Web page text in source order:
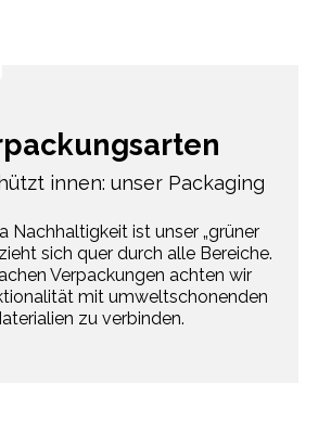
innen: unser Packaging
Nachhaltigkeit ist unser „grüner
sich quer durch alle Bereiche.
Verpackungen achten wir
mit umweltschonenden
zu verbinden.